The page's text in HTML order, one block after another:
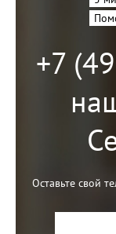
+7
Оставьте свой